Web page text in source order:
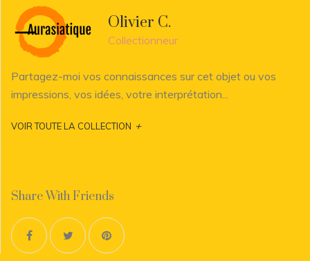
Olivier C.
Collectionneur
Partagez-moi vos connaissances sur cet objet ou vos
impressions, vos idées, votre interprétation...
VOIR TOUTE LA COLLECTION +
Share With Friends